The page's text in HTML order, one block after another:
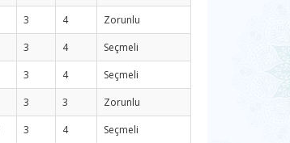
3 4
Zorunlu
3 4
Seçmeli
3 4
Seçmeli
3 3
Zorunlu
3 4
Seçmeli